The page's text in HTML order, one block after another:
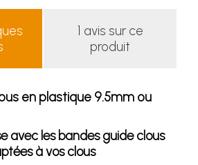
1 avis sur ce
produit
en plastique 9.5mm ou
avec les bandes guide clous
à vos clous